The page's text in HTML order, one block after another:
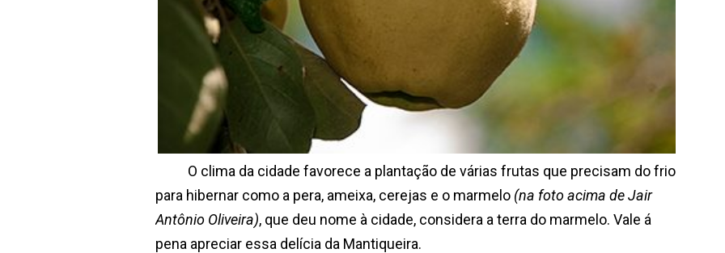
O clima da cidade favorece a plantação de várias frutas que precisam do frio
para hibernar como a pera, ameixa, cerejas e o marmelo (na foto acima de Jair
Antônio Oliveira), que deu nome à cidade, considera a terra do marmelo. Vale á
pena apreciar essa delícia da Mantiqueira.